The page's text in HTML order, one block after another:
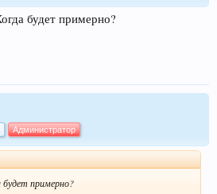
будет примерно?
Администратор
будет примерно?